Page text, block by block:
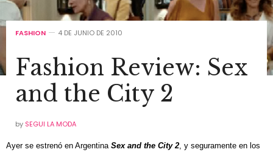
FASHION 4 DE JUNIO DE 2010
Fashion Review: Sex
and the City 2
by SEGUI LA MODA
Ayer se estrenó en Argentina Sex and the City 2, y seguramente en los